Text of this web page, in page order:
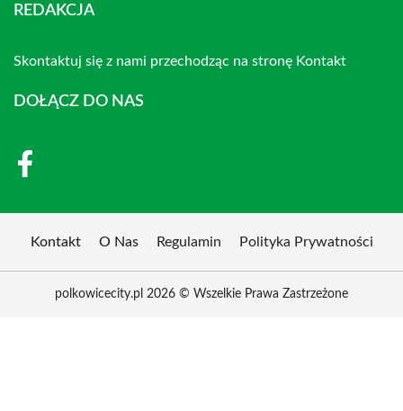
REDAKCJA
Skontaktuj się z nami przechodząc na stronę Kontakt
DOŁĄCZ DO NAS
Kontakt O Nas Regulamin Polityka Prywatności
polkowicecity.pl 2026 © Wszelkie Prawa Zastrzeżone